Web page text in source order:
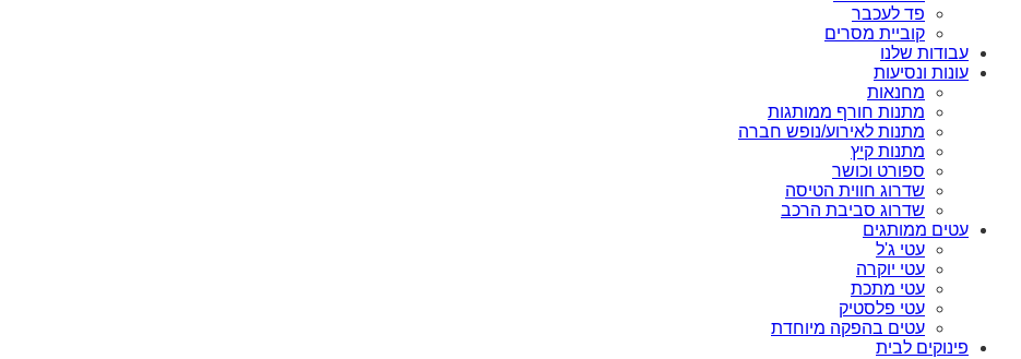
פד לעכבר
קוביית מסרים
עבודות שלנו
עונות ונסיעות
מחנאות
מתנות חורף ממותגות
מתנות לאירוע/נופש חברה
מתנות קיץ
ספורט וכושר
שדרוג חווית הטיסה
שדרוג סביבת הרכב
עטים ממותגים
עטי ג'ל
עטי יוקרה
עטי מתכת
עטי פלסטיק
עטים בהפקה מיוחדת
פינוקים לבית